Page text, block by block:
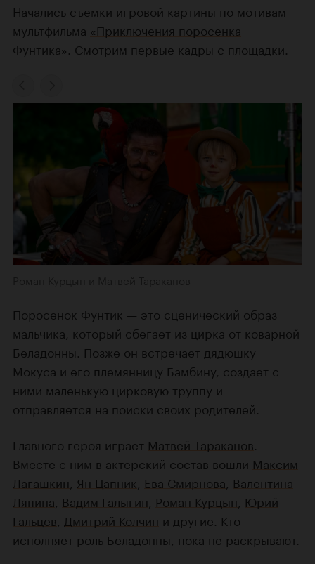
Начались съемки игровой картины по мотивам
мультфильма «Приключения поросенка
Фунтика» . Смотрим первые кадры с площадки.
Поросенок Фунтик — это сценический образ
мальчика, который сбегает из цирка от коварной
Беладонны. Позже он встречает дядюшку
Мокуса и его племянницу Бамбину, создает с
ними маленькую цирковую труппу и
отправляется на поиски своих родителей.
Главного героя играет Матвей Тараканов
Вместе с ним в актерский состав вошли Максим
Лагашкин Ян Цапник Ева Смирнова Валентина
Ляпина Вадим Галыгин Роман Курцын Юрий
Гальцев Дмитрий Колчин и другие. Кто
исполняет роль Беладонны, пока не раскрывают.